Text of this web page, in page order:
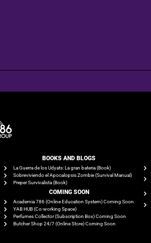
BOOKS AND BLOGS​
La Guerra de los Udyats: La gran bateria (Book)
Sobreviviendo el Apocalopsis Zombie (Survival Manual)
Preper Survivalista (Book)
COMING SOON
Academia 786 (Online Education System) Coming Soon
YAB HUB (Co-working Space)
Perfumes Collector (Subscription Box) Coming Soon
Butcher Shop 24/7 (Online Store) Coming Soon